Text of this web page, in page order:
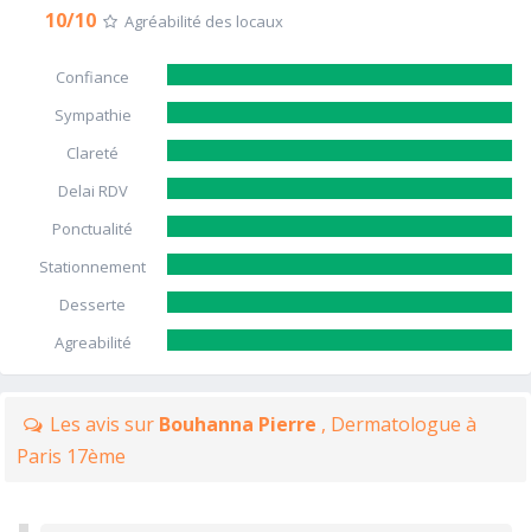
10/10 Agréabilité des locaux
Confiance
Sympathie
Clareté
Delai RDV
Ponctualité
Stationnement
Desserte
Agreabilité
Les avis sur Bouhanna Pierre , Dermatologue à
Paris 17ème